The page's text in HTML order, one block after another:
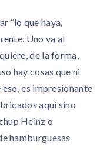
“lo que haya,
Uno va al
de la forma,
hay cosas que ni
es impresionante
aquí sino
Heinz o
hamburguesas